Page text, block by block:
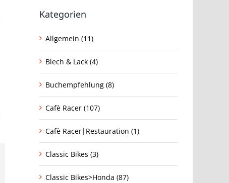
Kategorien
Allgemein (11)
Blech & Lack (4)
Buchempfehlung (8)
Cafè Racer (107)
Cafè Racer|Restauration (1)
Classic Bikes (3)
Classic Bikes>Honda (87)